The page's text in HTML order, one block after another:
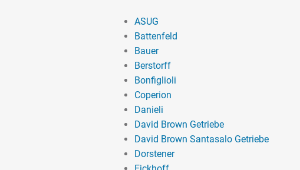
ASUG
Battenfeld
Bauer
Berstorff
Bonfiglioli
Coperion
Danieli
David Brown Getriebe
David Brown Santasalo Getriebe
Dorstener